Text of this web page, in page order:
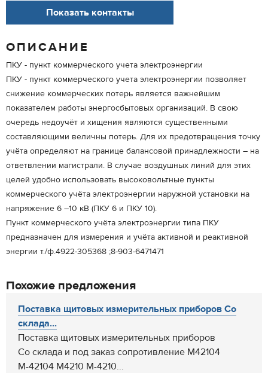
Показать контакты
ОПИСАНИЕ
ПКУ - пункт коммерческого учета электроэнергии
ПКУ - пункт коммерческого учета электроэнергии позволяет
снижение коммерческих потерь является важнейшим
показателем работы энергосбытовых организаций. В свою
очередь недоучёт и хищения являются существенными
составляющими величны потерь. Для их предотвращения точку
учёта определяют на границе балансовой принадлежности – на
ответвлении магистрали. В случае воздушных линий для этих
целей удобно использовать высоковольтные пункты
коммерческого учёта электроэнергии наружной установки на
напряжение 6 –10 кВ (ПКУ 6 и ПКУ 10).
Пункт коммерческого учёта электроэнергии типа ПКУ
предназначен для измерения и учёта активной и реактивной
энергии т./ф.4922-305368 ;8-903-6471471
Похожие предложения
Поставка щитовых измерительных приборов Со
склада...
Поставка щитовых измерительных приборов
Со склада и под заказ сопротивление М42104
М-42104 М4210 М-4210...